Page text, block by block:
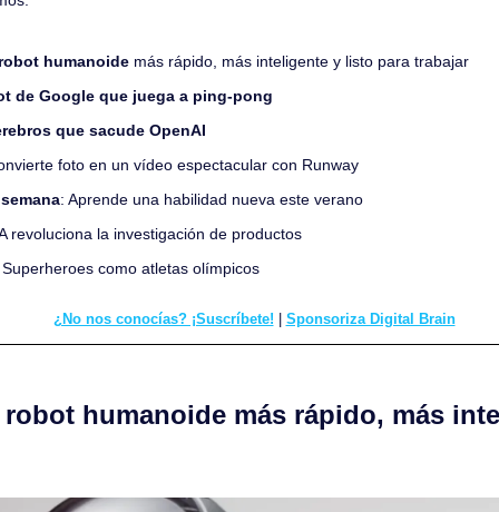
humanoide más rápido, más inteligente y listo para trabajar
de Google que juega a ping-pong
que sacude OpenAI
foto en un vídeo espectacular con Runway
: Aprende una habilidad nueva este verano
revoluciona la investigación de productos
Superheroes como atletas olímpicos
¿No nos conocías? ¡Suscríbete! Sponsoriza Digital Brain
humanoide más rápido, más